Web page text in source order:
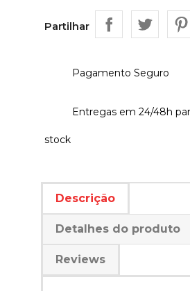
Partilhar
Pagamento Seguro
Entregas em 24/48h
stock
Descrição
Detalhes do produto
Reviews